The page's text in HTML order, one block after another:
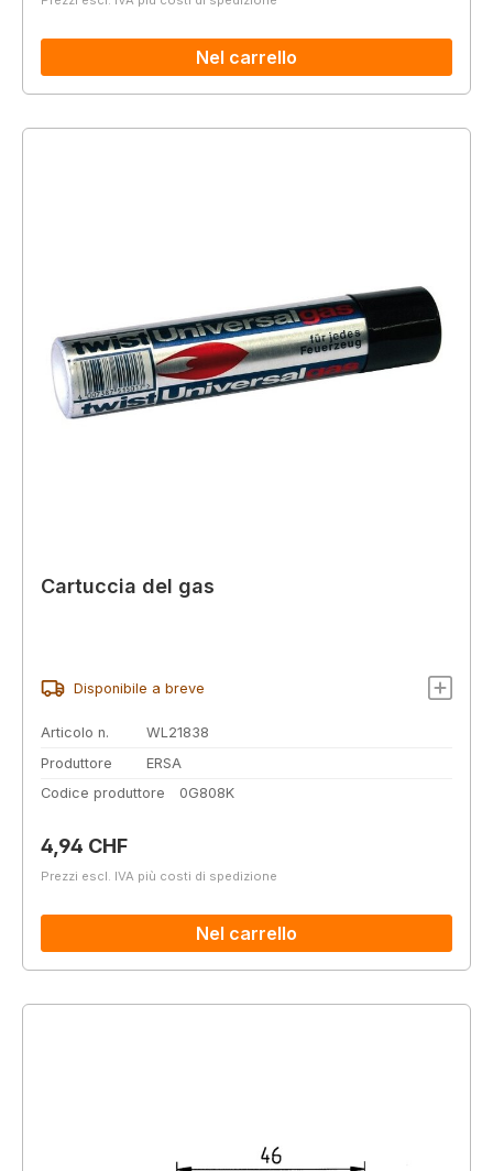
Nel carrello
Cartuccia del gas
Disponibile a breve
Articolo n.
WL21838
Produttore
ERSA
Codice produttore
0G808K
Prezzo normale:
4,94 CHF
Prezzi escl. IVA più costi di spedizione
Nel carrello